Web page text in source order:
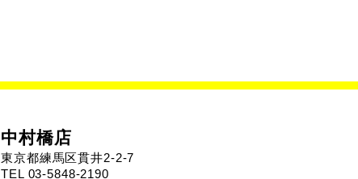
中村橋店
東京都練馬区貫井2-2-7
TEL 03-5848-2190